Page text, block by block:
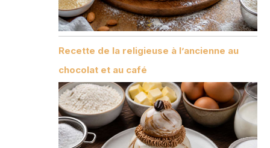
Recette de la religieuse à l’ancienne au
chocolat et au café